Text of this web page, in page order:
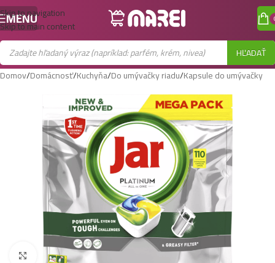
Skip to navigation
Skip to main content
MENU
HĽADAŤ
Domov/Domácnosť/Kuchyňa/Do umývačky riadu/Kapsule do umývačky
Zobraziť väčší obrázok